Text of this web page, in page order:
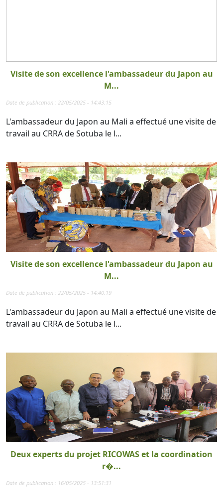
Visite de son excellence l'ambassadeur du Japon au
M...
Date de publication : 22/05/2025 - 14:43:15
L'ambassadeur du Japon au Mali a effectué une visite de
travail au CRRA de Sotuba le l...
Visite de son excellence l'ambassadeur du Japon au
M...
Date de publication : 22/05/2025 - 14:40:19
L'ambassadeur du Japon au Mali a effectué une visite de
travail au CRRA de Sotuba le l...
Deux experts du projet RICOWAS et la coordination
r�...
Date de publication : 16/05/2025 - 13:51:31